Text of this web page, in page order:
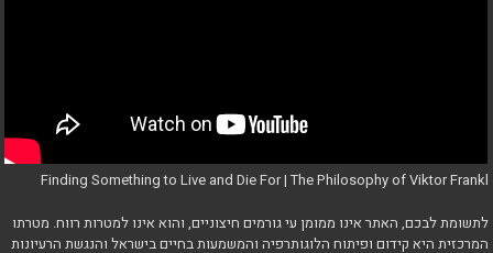
Finding Something to Live and Die For | The Philosophy of Viktor Frankl
לתשומת לבכם, האתר אינו ממומן עי גורמים חיצוניים, והוא אינו למטרות רווח. מטרתו
המרכזית היא קידום ופיתוח הלוגותרפיה והמשמעות בחיים בישראל והנגשת הרעיונות